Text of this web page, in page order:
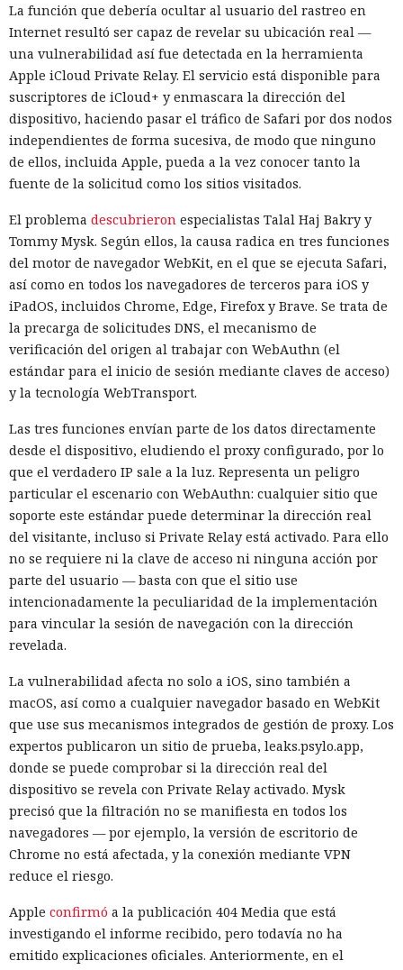
La función que debería ocultar al usuario del rastreo en
Internet resultó ser capaz de revelar su ubicación real —
una vulnerabilidad así fue detectada en la herramienta
Apple iCloud Private Relay. El servicio está disponible para
suscriptores de iCloud+ y enmascara la dirección del
dispositivo, haciendo pasar el tráfico de Safari por dos nodos
independientes de forma sucesiva, de modo que ninguno
de ellos, incluida Apple, pueda a la vez conocer tanto la
fuente de la solicitud como los sitios visitados.
El problema descubrieron especialistas Talal Haj Bakry y
Tommy Mysk. Según ellos, la causa radica en tres funciones
del motor de navegador WebKit, en el que se ejecuta Safari,
así como en todos los navegadores de terceros para iOS y
iPadOS, incluidos Chrome, Edge, Firefox y Brave. Se trata de
la precarga de solicitudes DNS, el mecanismo de
verificación del origen al trabajar con WebAuthn (el
estándar para el inicio de sesión mediante claves de acceso)
y la tecnología WebTransport.
Las tres funciones envían parte de los datos directamente
desde el dispositivo, eludiendo el proxy configurado, por lo
que el verdadero IP sale a la luz. Representa un peligro
particular el escenario con WebAuthn: cualquier sitio que
soporte este estándar puede determinar la dirección real
del visitante, incluso si Private Relay está activado. Para ello
no se requiere ni la clave de acceso ni ninguna acción por
parte del usuario — basta con que el sitio use
intencionadamente la peculiaridad de la implementación
para vincular la sesión de navegación con la dirección
revelada.
La vulnerabilidad afecta no solo a iOS, sino también a
macOS, así como a cualquier navegador basado en WebKit
que use sus mecanismos integrados de gestión de proxy. Los
expertos publicaron un sitio de prueba, leaks.psylo.app,
donde se puede comprobar si la dirección real del
dispositivo se revela con Private Relay activado. Mysk
precisó que la filtración no se manifiesta en todos los
navegadores — por ejemplo, la versión de escritorio de
Chrome no está afectada, y la conexión mediante VPN
reduce el riesgo.
Apple confirmó a la publicación 404 Media que está
investigando el informe recibido, pero todavía no ha
emitido explicaciones oficiales. Anteriormente, en el